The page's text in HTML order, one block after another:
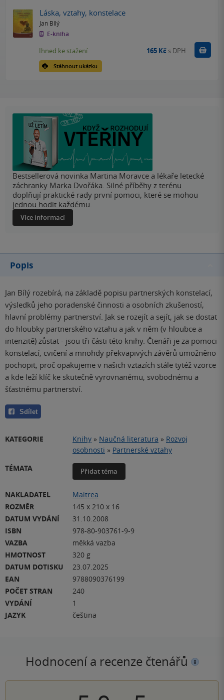
Láska, vztahy, konstelace
Jan Bílý
E-kniha
Stáhnout ukázku
Ihned ke stažení 165 Kč s DPH Koupit
Bestsellerová novinka Martina Moravce a lékaře letecké
záchranky Marka Dvořáka. Silné příběhy z terénu
doplňují praktické rady první pomoci, které se mohou
jednou hodit každému.
Více informací
Popis
Jan Bílý rozebírá, na základě popisu partnerských konstelací,
výsledků jeho poradenské činnosti a osobních zkušeností,
hlavní problémy partnerství. Jak se rozejít a sejít, jak se dostat
do hloubky partnerského vztahu a jak v něm (v hloubce a
intenzitě) zůstat - jsou tři části této knihy. Čtenáři je za pomoci
konstelací, cvičení a mnohdy překvapivých závěrů umožněno
pochopit, proč opakujeme v našich vztazích stále tytéž vzorce
a kde leží klíč ke skutečně vyrovnanému, svobodnému a
šťastnému partnerství.
Sdílet
KATEGORIE Knihy » Naučná literatura » Rozvoj
osobnosti » Partnerské vztahy
TÉMATA
Přidat téma
NAKLADATEL
Maitrea
ROZMĚR
145 x 210 x 16
DATUM VYDÁNÍ
31.10.2008
ISBN
978-80-903761-9-9
VAZBA
měkká vazba
HMOTNOST
320 g
DATUM DOTISKU
23.07.2025
EAN
9788090376199
POČET STRAN
240
VYDÁNÍ
1
JAZYK
čeština
Hodnocení a recenze čtenářů